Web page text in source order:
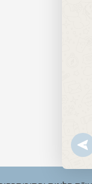
undefined